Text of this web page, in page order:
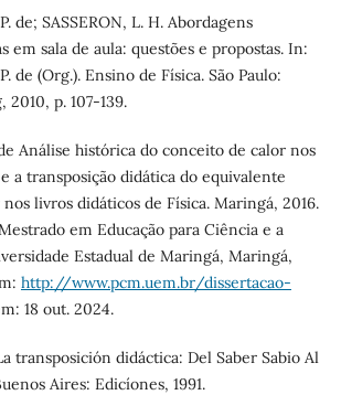
de; SASSERON, L. H. Abordagens
em sala de aula: questões e propostas. In:
de (Org.). Ensino de Física. São Paulo:
p. 107-139.
Análise histórica do conceito de calor nos
a transposição didática do equivalente
livros didáticos de Física. Maringá, 2016.
em Educação para Ciência e a
Estadual de Maringá, Maringá,
http://www.pcm.uem.br/dissertacao-
18 out. 2024.
transposición didáctica: Del Saber Sabio Al
Aires: Edicíones, 1991.